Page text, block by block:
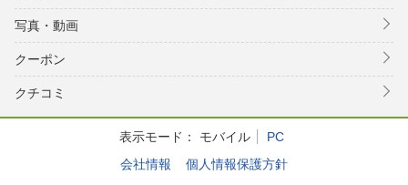
写真・動画
クーポン
クチコミ
表示モード： モバイル
PC
会社情報
個人情報保護方針